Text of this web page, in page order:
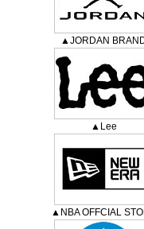
▲JORDAN
▲Lee
▲NBA OFFCIAL